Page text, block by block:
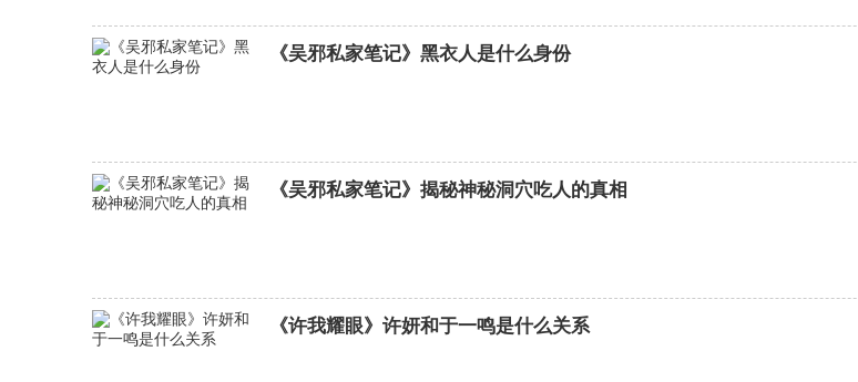
《吴邪私家笔记》黑衣人是什么身份
《吴邪私家笔记》揭秘神秘洞穴吃人的真相
《许我耀眼》许妍和于一鸣是什么关系